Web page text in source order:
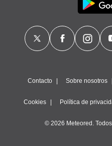
Contacto Sobre nosotros
Cookies Política de
© 2026 Meteored.